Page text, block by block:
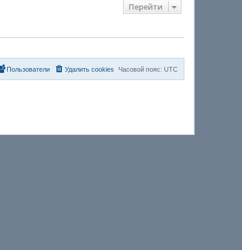
а
Перейти
Часовой пояс: UTC
Удалить cookies
Пользователи